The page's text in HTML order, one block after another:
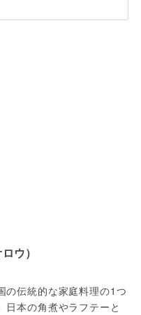
ウ）
の伝統的な家庭料理の1つ
日本の角煮やラフテーと